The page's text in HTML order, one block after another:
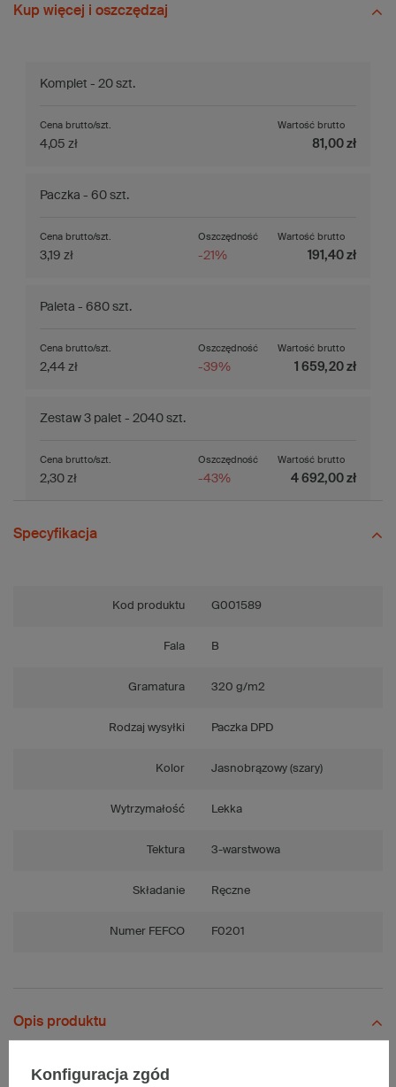
Kup więcej i oszczędzaj
Komplet - 20 szt.
Cena brutto/szt.
4,05 zł
Wartość brutto
81,00 zł
Paczka - 60 szt.
Oszczędność
-21%
Cena brutto/szt.
3,19 zł
Wartość brutto
191,40 zł
Paleta - 680 szt.
Oszczędność
-39%
Cena brutto/szt.
2,44 zł
Wartość brutto
1 659,20 zł
Zestaw 3 palet - 2040 szt.
Oszczędność
-43%
Cena brutto/szt.
2,30 zł
Wartość brutto
4 692,00 zł
Specyfikacja
Kod produktu G001589
Fala B
Gramatura 320 g/m2
Rodzaj wysyłki Paczka DPD
Kolor Jasnobrązowy (szary)
Wytrzymałość Lekka
Tektura 3-warstwowa
Składanie Ręczne
Numer FEFCO F0201
Opis produktu
Konfiguracja zgód